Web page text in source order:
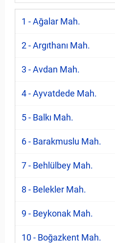
1 - Ağalar Mah.
2 - Argıthanı Mah.
3 - Avdan Mah.
4 - Ayvatdede Mah.
5 - Balkı Mah.
6 - Barakmuslu Mah.
7 - Behlülbey Mah.
8 - Belekler Mah.
9 - Beykonak Mah.
10 - Boğazkent Mah.